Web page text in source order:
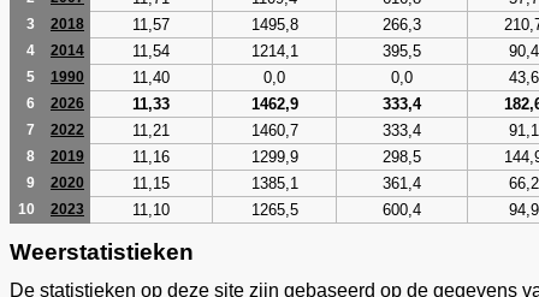
3 2018 11,57 1495,8 266,3
4 2014 11,54 1214,1 395,5 90,4
5 1990 11,40 0,0 0,0 43,6
6 2026 11,33 1462,9 333,4
7 2022 11,21 1460,7 333,4 91,1
8 2019 11,16 1299,9 298,5
9 2020 11,15 1385,1 361,4 66,2
10 2023 11,10 1265,5 600,4 94,9
Weerstatistieken
De statistieken op deze site zijn gebaseerd op de gegevens